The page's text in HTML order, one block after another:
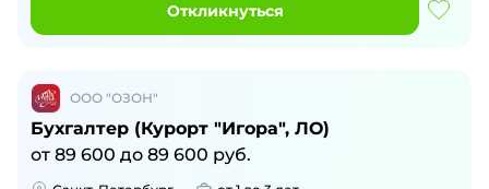
Откликнуться
ООО "ОЗОН"
Бухгалтер (Курорт "Игора", ЛО)
от 89 600 до 89 600 руб.